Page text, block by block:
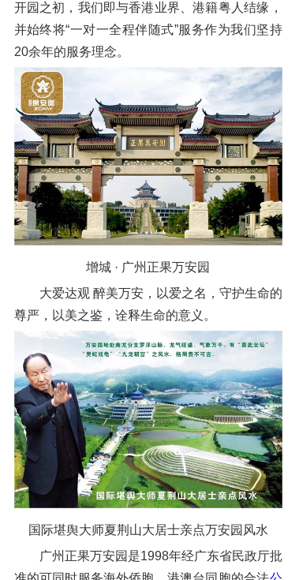
开园之初，我们即与香港业界、港籍粤人结缘，
并始终将“一对一全程伴随式”服务作为我们坚持
20余年的服务理念。
增城 · 广州正果万安园
大爱达观 醉美万安，以爱之名，守护生命的
尊严，以美之鉴，诠释生命的意义。
国际堪舆大师夏荆山大居士亲点万安园风水
广州正果万安园是1998年经广东省民政厅批